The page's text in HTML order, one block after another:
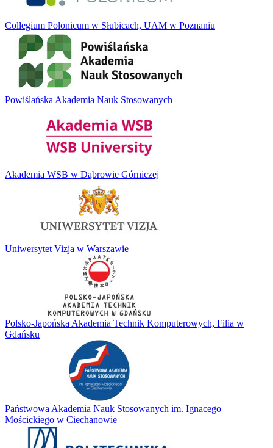
Collegium Polonicum w Słubicach, UAM w Poznaniu
Powiślańska Akademia Nauk Stosowanych
Akademia WSB w Dąbrowie Górniczej
Uniwersytet Vizja w Warszawie
Polsko-Japońska Akademia Technik Komputerowych, Filia w
Gdańsku
Państwowa Akademia Nauk Stosowanych im. Ignacego
Mościckiego w Ciechanowie